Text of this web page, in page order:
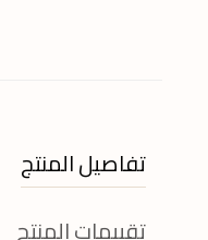
تفاصيل المنتج
تقييمات المنتج